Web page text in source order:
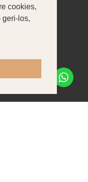
cookies,
geri-los,